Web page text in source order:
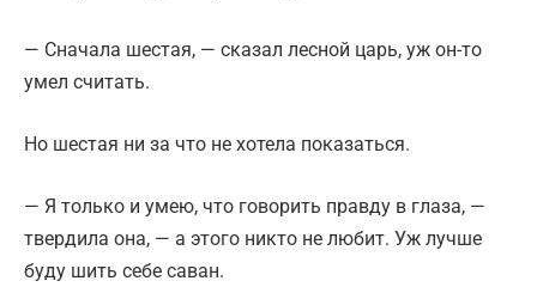
— Сначала шестая, — сказал лесной царь, уж он-то
умел считать.
Но шестая ни за что не хотела показаться.
— Я только и умею, что говорить правду в глаза, —
твердила она, — а этого никто не любит. Уж лучше
буду шить себе саван.